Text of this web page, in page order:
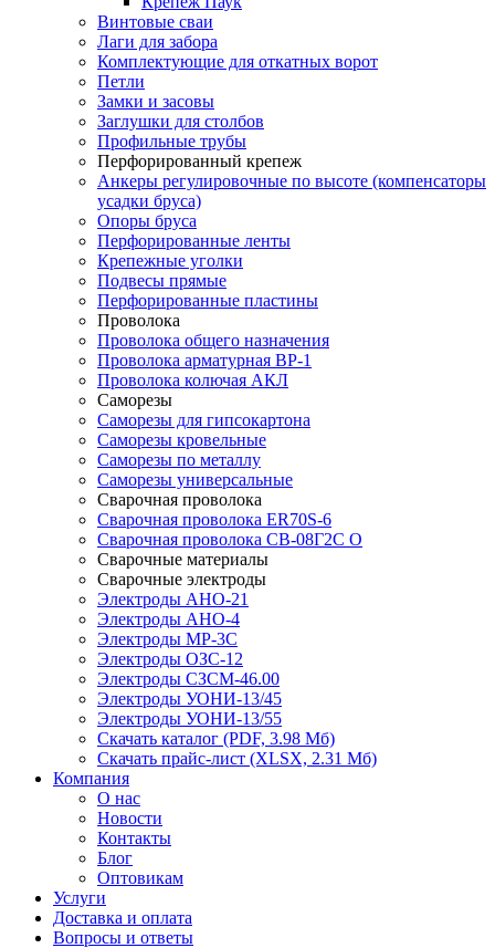
Винтовые сваи
Лаги для забора
Комплектующие для откатных ворот
Петли
Замки и засовы
Заглушки для столбов
Профильные трубы
Перфорированный крепеж
Анкеры регулировочные по высоте (компенсаторы
усадки бруса)
Опоры бруса
Перфорированные ленты
Крепежные уголки
Подвесы прямые
Перфорированные пластины
Проволока
Проволока общего назначения
Проволока арматурная ВР-1
Проволока колючая АКЛ
Саморезы
Саморезы для гипсокартона
Саморезы кровельные
Саморезы по металлу
Саморезы универсальные
Сварочная проволока
Сварочная проволока ER70S-6
Сварочная проволока СВ-08Г2С О
Сварочные материалы
Сварочные электроды
Электроды АНО-21
Электроды АНО-4
Электроды МР-3С
Электроды ОЗС-12
Электроды СЗСМ-46.00
Электроды УОНИ-13/45
Электроды УОНИ-13/55
Скачать каталог (PDF, 3.98 Мб)
Скачать прайс-лист (XLSX, 2.31 Мб)
Компания
О нас
Новости
Контакты
Блог
Оптовикам
Услуги
Доставка и оплата
Вопросы и ответы